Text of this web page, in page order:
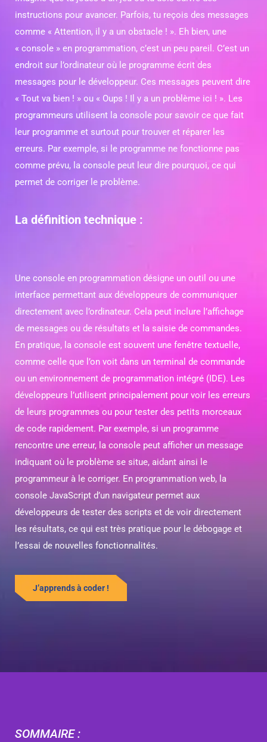
instructions pour avancer. Parfois, tu reçois des messages
comme « Attention, il y a un obstacle ! ». Eh bien, une
« console » en programmation, c’est un peu pareil. C’est un
endroit sur l’ordinateur où le programme écrit des
messages pour le développeur. Ces messages peuvent dire
« Tout va bien ! » ou « Oups ! Il y a un problème ici ! ». Les
programmeurs utilisent la console pour savoir ce que fait
leur programme et surtout pour trouver et réparer les
erreurs. Par exemple, si le programme ne fonctionne pas
comme prévu, la console peut leur dire pourquoi, ce qui
permet de corriger le problème.
La définition technique :
Une console en programmation désigne un outil ou une
interface permettant aux développeurs de communiquer
directement avec l’ordinateur. Cela peut inclure l’affichage
de messages ou de résultats et la saisie de commandes.
En pratique, la console est souvent une fenêtre textuelle,
comme celle que l’on voit dans un terminal de commande
ou un environnement de programmation intégré (IDE). Les
développeurs l’utilisent principalement pour voir les erreurs
de leurs programmes ou pour tester des petits morceaux
de code rapidement. Par exemple, si un programme
rencontre une erreur, la console peut afficher un message
indiquant où le problème se situe, aidant ainsi le
programmeur à le corriger. En programmation web, la
console JavaScript d’un navigateur permet aux
développeurs de tester des scripts et de voir directement
les résultats, ce qui est très pratique pour le débogage et
l’essai de nouvelles fonctionnalités.
J’apprends à coder !
SOMMAIRE :